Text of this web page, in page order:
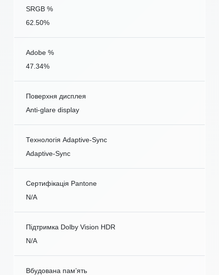
SRGB %
62.50%
Adobe %
47.34%
Поверхня дисплея
Anti-glare display
Технологія Adaptive-Sync
Adaptive-Sync
Сертифікація Pantone
N/A
Підтримка Dolby Vision HDR
N/A
Вбудована пам’ять